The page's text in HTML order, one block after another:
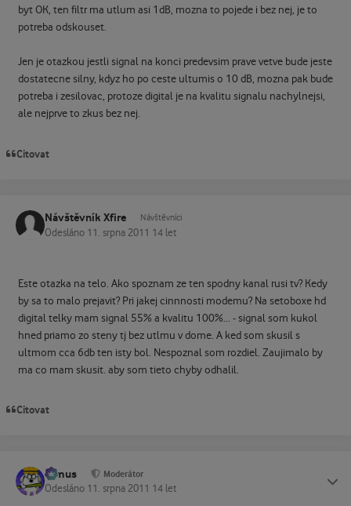
byt OK, ten filtr ma utlum asi 1dB, mozna to pojede i bez nej, je to
potreba odskouset.
Jen je otazkou jestli signal na konci predevsim prave vetve bude jeste
dostatecne silny, kdyz ho po ceste ultumis o 10 dB, mozna pak bude
potreba i zesilovac, protoze digital je na kvalitu signalu nachylnejsi,
ale nejprve to zkus bez nej.
Citovat
Návštěvník Xfire Návštěvníci
Odesláno 11. srpna 2011 14 let
Este otazka na telo. Ako spoznam ze ten spodny kanal rusi tv? Kedy
by sa to malo prejavit? Pri jakej cinnnosti modemu? Na setoboxe hd
digital telky mam signal 55% a kvalitu 100%... - signal som kukol
hned priamo zo steny tj bez utlmu v dome. A ked som skusil s
ultmom cca 6db ten isty bol. Nespoznal som rozdiel. Zaujimalo by
ma co mam skusit. aby som tieto chyby odhalil.
Citovat
tomus Moderátor
Odesláno 11. srpna 2011 14 let